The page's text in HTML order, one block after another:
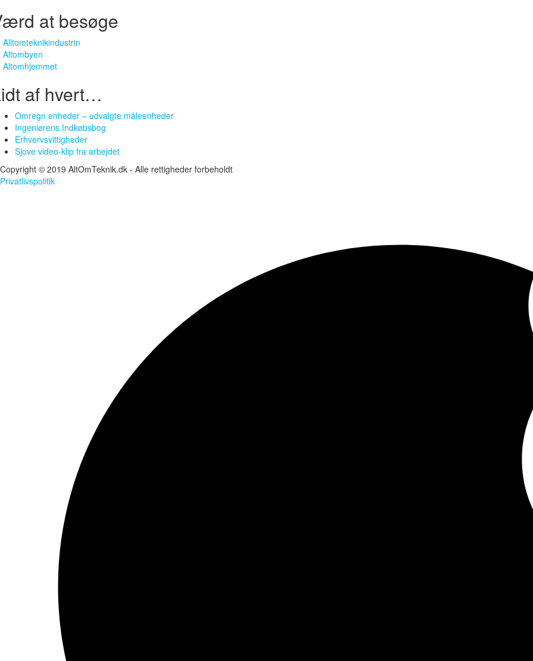
at besøge
Alltomteknikindustrin
Altombyen
Altomhjemmet
af hvert…
Omregn enheder – udvalgte måleenheder
Ingeniørens Indkøbsbog
Erhvervsvittigheder
Sjove video-klip fra arbejdet
Copyright © 2019 AltOmTeknik.dk - Alle rettigheder forbeholdt
Privatlivspolitik